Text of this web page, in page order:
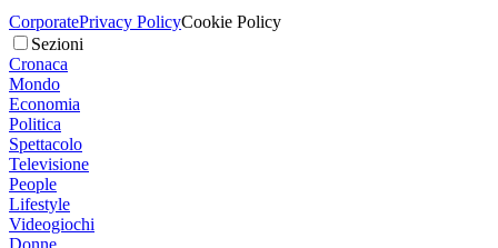
CorporatePrivacy PolicyCookie Policy
Sezioni
Cronaca
Mondo
Economia
Politica
Spettacolo
Televisione
People
Lifestyle
Videogiochi